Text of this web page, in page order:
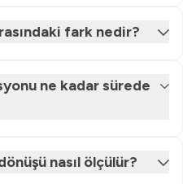
fark nedir?
ne kadar sürede
nasıl ölçülür?